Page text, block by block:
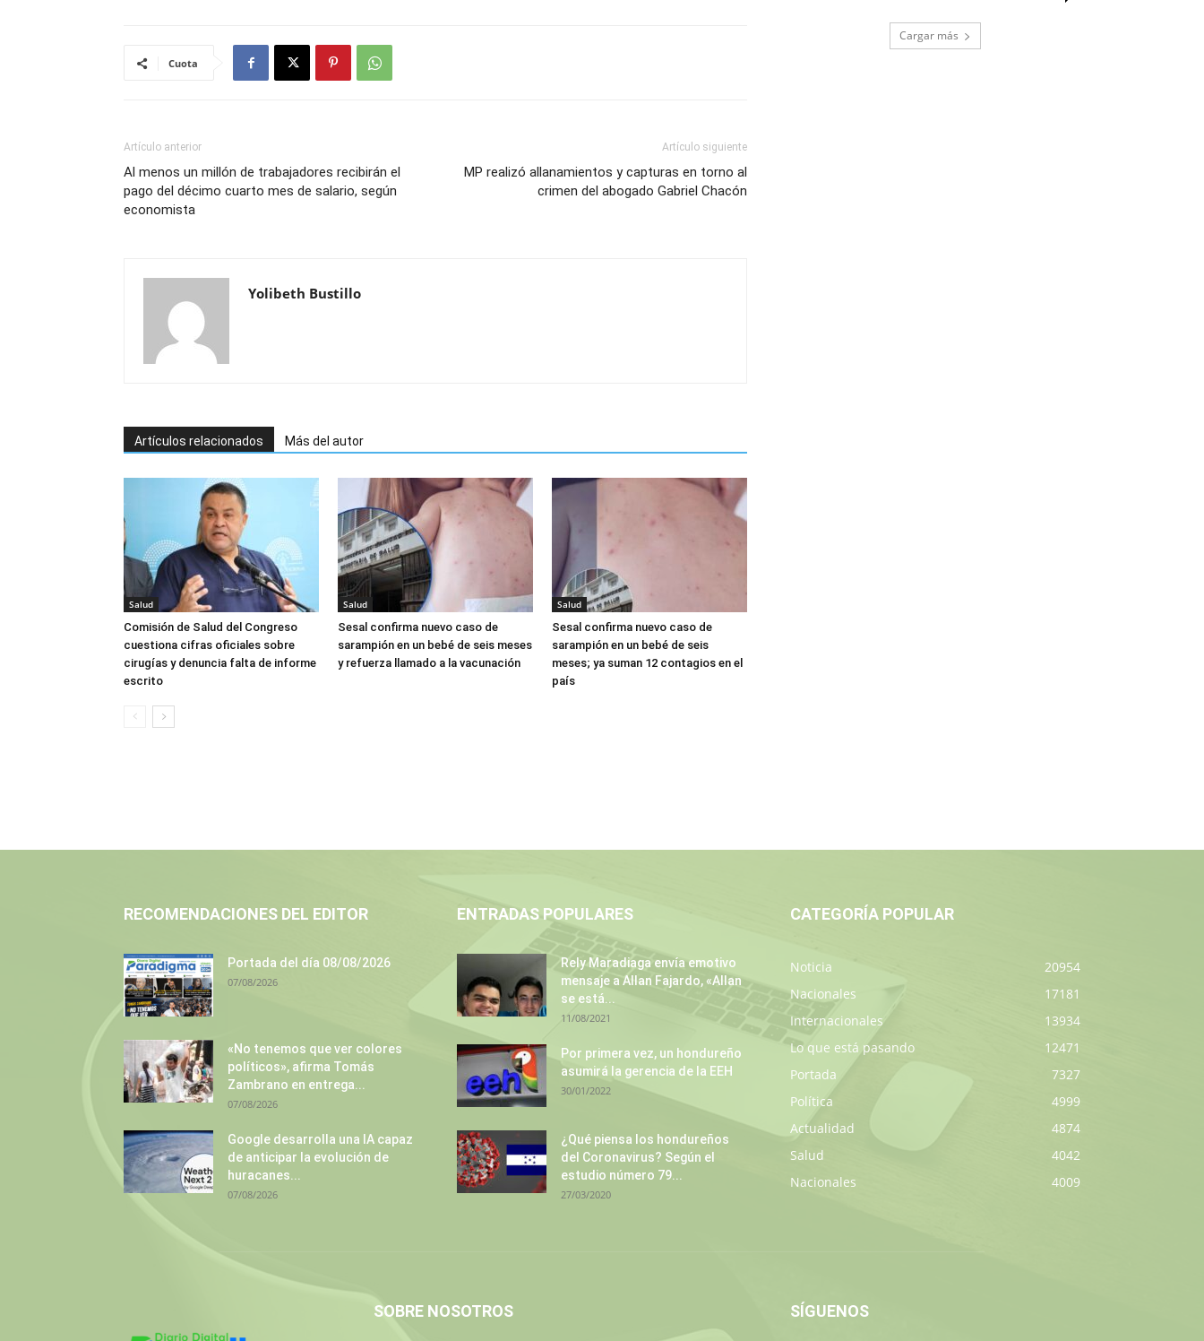
Cuota
Artículo anterior
Al menos un millón de trabajadores recibirán el
pago del décimo cuarto mes de salario, según
economista
Artículo siguiente
MP realizó allanamientos y capturas en torno al
crimen del abogado Gabriel Chacón
Yolibeth Bustillo
Artículos relacionados Más del autor
Salud
Comisión de Salud del Congreso
cuestiona cifras oficiales sobre
cirugías y denuncia falta de informe
escrito
Salud
Sesal confirma nuevo caso de
sarampión en un bebé de seis meses
y refuerza llamado a la vacunación
Salud
Sesal confirma nuevo caso de
sarampión en un bebé de seis
meses; ya suman 12 contagios en el
país
Cargar más
RECOMENDACIONES DEL EDITOR
Portada del día 08/08/2026
07/08/2026
«No tenemos que ver colores
políticos», afirma Tomás
Zambrano en entrega...
07/08/2026
Google desarrolla una IA capaz
de anticipar la evolución de
huracanes...
07/08/2026
ENTRADAS POPULARES
Rely Maradiaga envía emotivo
mensaje a Allan Fajardo, «Allan
se está...
11/08/2021
Por primera vez, un hondureño
asumirá la gerencia de la EEH
30/01/2022
¿Qué piensa los hondureños
del Coronavirus? Según el
estudio número 79...
27/03/2020
CATEGORÍA POPULAR
Noticia
20954
Nacionales
17181
Internacionales
13934
Lo que está pasando
12471
Portada
7327
Política
4999
Actualidad
4874
Salud
4042
Nacionales
4009
SOBRE NOSOTROS SÍGUENOS